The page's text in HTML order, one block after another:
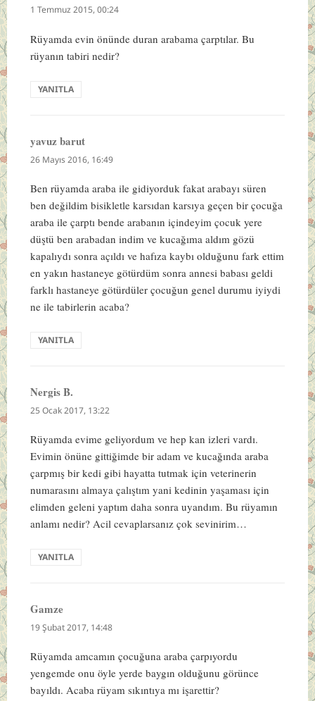
ki:
1 Temmuz 2015, 00:24
Rüyamda evin önünde duran arabama çarptılar. Bu
rüyanın tabiri nedir?
YANITLA
yavuz barutdedi
ki:
26 Mayıs 2016, 16:49
Ben rüyamda araba ile gidiyorduk fakat arabayı süren
ben değildim bisikletle karsıdan karsıya geçen bir çocuğa
araba ile çarptı bende arabanın içindeyim çocuk yere
düştü ben arabadan indim ve kucağıma aldım gözü
kapalıydı sonra açıldı ve hafıza kaybı olduğunu fark ettim
en yakın hastaneye götürdüm sonra annesi babası geldi
farklı hastaneye götürdüler çocuğun genel durumu iyiydi
ne ile tabirlerin acaba?
YANITLA
Nergis B.
ki:
25 Ocak 2017, 13:22
Rüyamda evime geliyordum ve hep kan izleri vardı.
Evimin önüne gittiğimde bir adam ve kucağında araba
çarpmış bir kedi gibi hayatta tutmak için veterinerin
numarasını almaya çalıştım yani kedinin yaşaması için
elimden geleni yaptım daha sonra uyandım. Bu rüyamın
anlamı nedir? Acil cevaplarsanız çok sevinirim…
YANITLA
Gamze
ki:
19 Şubat 2017, 14:48
Rüyamda amcamın çocuğuna araba çarpıyordu
yengemde onu öyle yerde baygın olduğunu görünce
bayıldı. Acaba rüyam sıkıntıya mı işarettir?